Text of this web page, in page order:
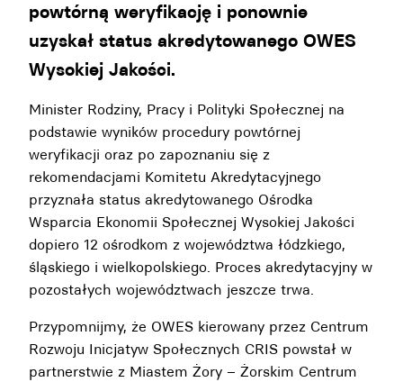
powtórną weryfikację i ponownie
uzyskał status akredytowanego OWES
Wysokiej Jakości.
Minister Rodziny, Pracy i Polityki Społecznej na
podstawie wyników procedury powtórnej
weryfikacji oraz po zapoznaniu się z
rekomendacjami Komitetu Akredytacyjnego
przyznała status akredytowanego Ośrodka
Wsparcia Ekonomii Społecznej Wysokiej Jakości
dopiero 12 ośrodkom z województwa łódzkiego,
śląskiego i wielkopolskiego. Proces akredytacyjny w
pozostałych województwach jeszcze trwa.
Przypomnijmy, że OWES kierowany przez Centrum
Rozwoju Inicjatyw Społecznych CRIS powstał w
partnerstwie z Miastem Żory – Żorskim Centrum